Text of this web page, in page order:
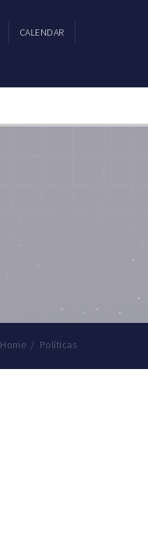
CALENDAR
Home / Políticas